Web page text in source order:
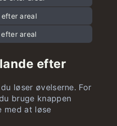
flag areal
areal
efter
løser øvelserne. For
bruge knappen
med at løse